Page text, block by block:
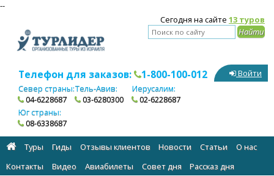
--
Сегодня на сайте 13 туров
Телефон для заказов: 1-800-100-012
Север страны:
04-6228687
Тель-Авив:
03-6280300
Иерусалим:
02-6228687
Юг страны:
08-6338687
Войти
Туры Гиды Отзывы клиентов Новости Статьи
О нас
Контакты
Видео Авиабилеты Cовет дня Рассказ дня